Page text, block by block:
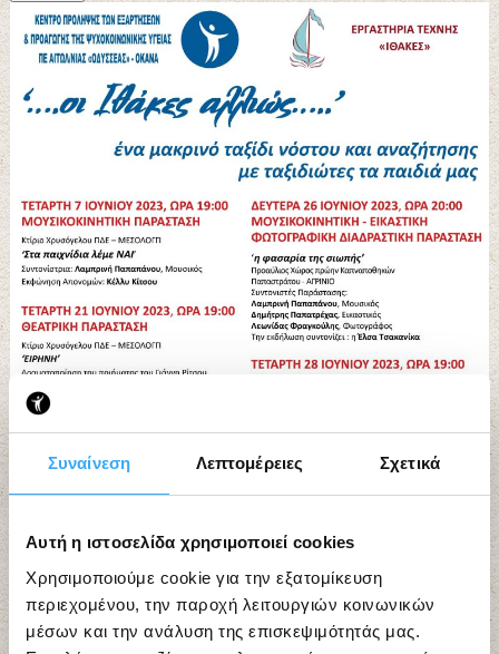
Συναίνεση Λεπτομέρειες Σχετικά
Αυτή η ιστοσελίδα χρησιμοποιεί cookies
Χρησιμοποιούμε cookie για την εξατομίκευση
περιεχομένου, την παροχή λειτουργιών κοινωνικών
μέσων και την ανάλυση της επισκεψιμότητάς μας.